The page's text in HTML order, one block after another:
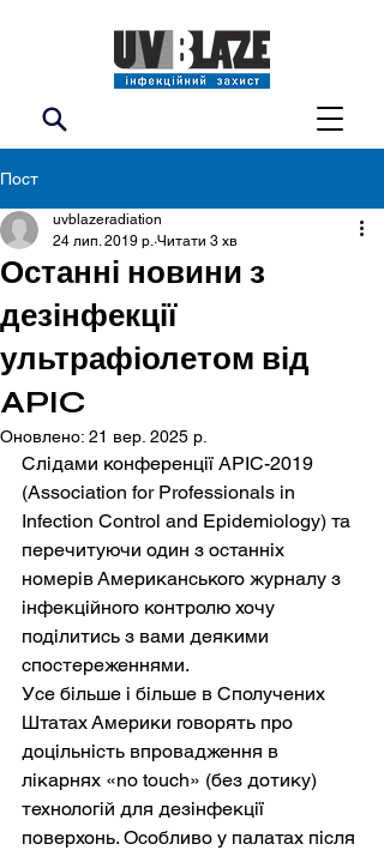
Пост
Останні новини з
дезінфекції
ультрафіолетом від
APIC
uvblazeradiation
24 лип. 2019 р. Читати 3 хв
Оновлено: 21 вер. 2025 р.
Слідами конференції APIC-2019
(Association for Professionals in
Infection Control and Epidemiology) та
перечитуючи один з останніх
номерів Американського журналу з
інфекційного контролю хочу
поділитись з вами деякими
спостереженнями.
Усе більше і більше в Сполучених
Штатах Америки говорять про
доцільність впровадження в
лікарнях «no touch» (без дотику)
технологій для дезінфекції
поверхонь. Особливо у палатах після